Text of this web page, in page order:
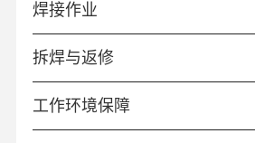
焊接作业
拆焊与返修
工作环境保障